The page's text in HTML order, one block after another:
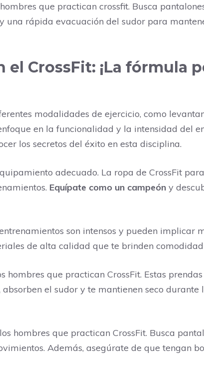
que practican crossfit. Busca
rápida evacuación del sudor para
CrossFit: ¡La fórmula
modalidades de ejercicio, como
en la funcionalidad y la intensidad del
los secretos del éxito en esta disciplina.
adecuado. La ropa de CrossFit
Equípate como un campeón y
son intensos y pueden implicar
de alta calidad que te brinden
hombres que practican CrossFit. Estas
el sudor y te mantienen seco durante
hombres que practican CrossFit. Busca
Además, asegúrate de que tengan